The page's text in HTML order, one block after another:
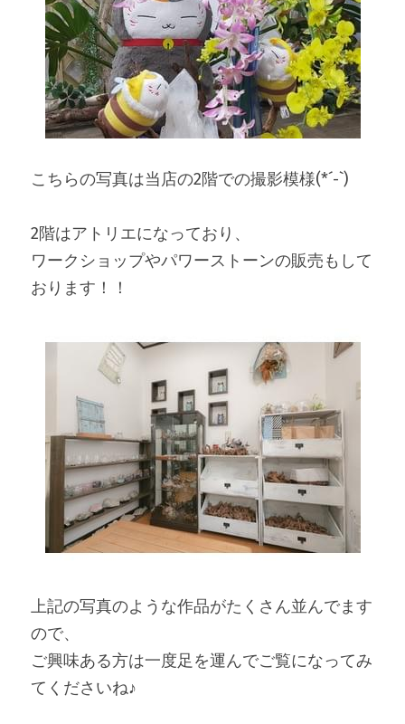
こちらの写真は当店の2階での撮影模様(*´-`)
2階はアトリエになっており、
ワークショップやパワーストーンの販売もして
おります！！
上記の写真のような作品がたくさん並んでます
ので、
ご興味ある方は一度足を運んでご覧になってみ
てくださいね♪